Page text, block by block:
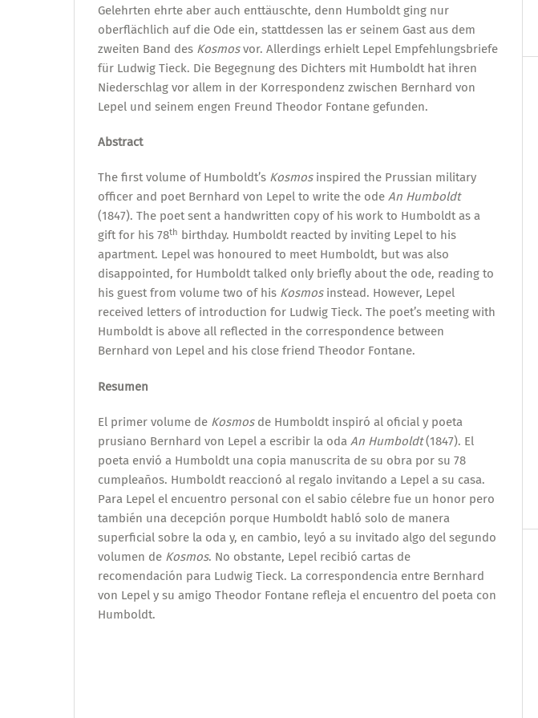
Gelehrten ehrte aber auch enttäuschte, denn Humboldt ging nur
oberflächlich auf die Ode ein, stattdessen las er seinem Gast aus dem
zweiten Band des Kosmosvor. Allerdings erhielt Lepel Empfehlungsbriefe
für Ludwig Tieck. Die Begegnung des Dichters mit Humboldt hat ihren
Niederschlag vor allem in der Korrespondenz zwischen Bernhard von
Lepel und seinem engen Freund Theodor Fontane gefunden.
Abstract
The first volume of Humboldt’s Kosmosinspired the Prussian military
officer and poet Bernhard von Lepel to write the ode An Humboldt
(1847). The poet sent a handwritten copy of his work to Humboldt as a
gift for his 78th birthday. Humboldt reacted by inviting Lepel to his
apartment. Lepel was honoured to meet Humboldt, but was also
disappointed, for Humboldt talked only briefly about the ode, reading to
his guest from volume two of his Kosmos instead. However, Lepel
received letters of introduction for Ludwig Tieck. The poet’s meeting with
Humboldt is above all reflected in the correspondence between
Bernhard von Lepel and his close friend Theodor Fontane.
Resumen
El primer volume de Kosmosde Humboldt inspiró al oficial y poeta
prusiano Bernhard von Lepel a escribir la oda An Humboldt(1847). El
poeta envió a Humboldt una copia manuscrita de su obra por su 78
cumpleaños. Humboldt reaccionó al regalo invitando a Lepel a su casa.
Para Lepel el encuentro personal con el sabio célebre fue un honor pero
también una decepción porque Humboldt habló solo de manera
superficial sobre la oda y, en cambio, leyó a su invitado algo del segundo
volumen de Kosmos. No obstante, Lepel recibió cartas de
recomendación para Ludwig Tieck. La correspondencia entre Bernhard
von Lepel y su amigo Theodor Fontane refleja el encuentro del poeta con
Humboldt.